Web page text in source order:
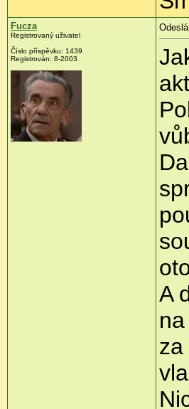
Fucza
Registrovaný uživatel
Číslo příspěvku: 1439
Registrován: 8-2003
A